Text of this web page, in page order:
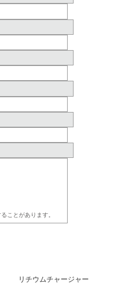
ことがあります。
リチウムチャージャー